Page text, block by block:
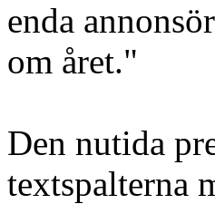
enda
om året."
Den nutida
textspalterna